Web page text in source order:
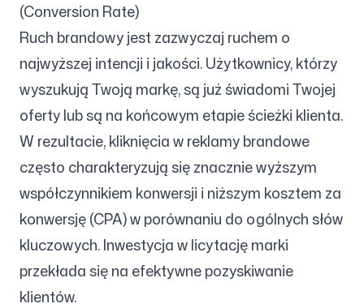
(Conversion Rate)
Ruch brandowy jest zazwyczaj ruchem o
najwyższej intencji i jakości. Użytkownicy, którzy
wyszukują Twoją markę, są już świadomi Twojej
oferty lub są na końcowym etapie ścieżki klienta.
W rezultacie, kliknięcia w reklamy brandowe
często charakteryzują się znacznie wyższym
współczynnikiem konwersji i niższym kosztem za
konwersję (CPA) w porównaniu do ogólnych słów
kluczowych. Inwestycja w licytację marki
przekłada się na efektywne pozyskiwanie
klientów.